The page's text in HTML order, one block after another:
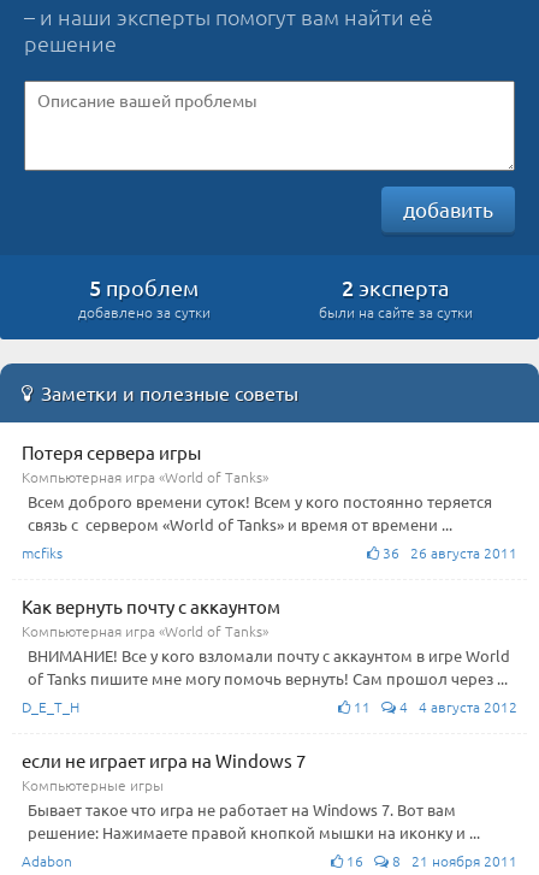
– и наши эксперты помогут вам найти её
решение
добавить
5 проблем
добавлено за сутки
2 эксперта
были на сайте за сутки
Заметки и полезные советы
Потеря сервера игры
Компьютерная игра «World of Tanks»
Всем доброго времени суток! Всем у кого постоянно теряется
связь с сервером «World of Tanks» и время от времени ...
mcfiks 36 26 августа 2011
Как вернуть почту с аккаунтом
Компьютерная игра «World of Tanks»
ВНИМАНИЕ! Все у кого взломали почту с аккаунтом в игре World
of Tanks пишите мне могу помочь вернуть! Сам прошол через ...
D_E_T_H 11 4 4 августа 2012
если не играет игра на Windows 7
Компьютерные игры
Бывает такое что игра не работает на Windows 7. Вот вам
решение: Нажимаете правой кнопкой мышки на иконку и ...
Adabon 16 8 21 ноября 2011